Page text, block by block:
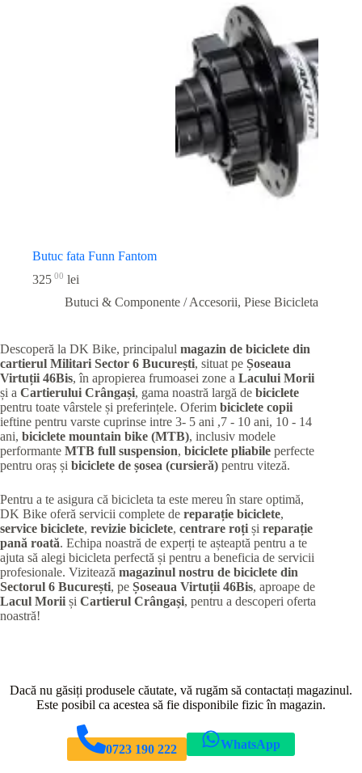
Butuc fata Funn Fantom
325 00 lei
Butuci & Componente / Accesorii, Piese Bicicleta
Descoperă la DK Bike, principalul magazin de biciclete din
cartierul Militari Sector 6 București, situat pe Șoseaua
Virtuții 46Bis, în apropierea frumoasei zone a Lacului Morii
și a Cartierului Crângași, gama noastră largă de biciclete
pentru toate vârstele și preferințele. Oferim biciclete copii
ieftine pentru varste cuprinse intre 3- 5 ani ,7 - 10 ani, 10 - 14
ani, biciclete mountain bike (MTB), inclusiv modele
performante MTB full suspension, biciclete pliabile perfecte
pentru oraș și biciclete de șosea (cursieră) pentru viteză.
Pentru a te asigura că bicicleta ta este mereu în stare optimă,
DK Bike oferă servicii complete de reparație biciclete,
service biciclete, revizie biciclete, centrare roți și reparație
pană roată. Echipa noastră de experți te așteaptă pentru a te
ajuta să alegi bicicleta perfectă și pentru a beneficia de servicii
profesionale. Vizitează magazinul nostru de biciclete din
Sectorul 6 București, pe Șoseaua Virtuții 46Bis, aproape de
Lacul Morii și Cartierul Crângași, pentru a descoperi oferta
noastră!
Dacă nu găsiți produsele căutate, vă rugăm să contactați magazinul.
Este posibil ca acestea să fie disponibile fizic în magazin.
0723 190 222 WhatsApp